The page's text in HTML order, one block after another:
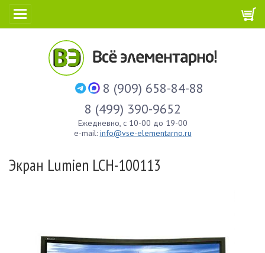
8 (909) 658-84-88
8 (499) 390-9652
Ежедневно, с 10-00 до 19-00
e-mail: info@vse-elementarno.ru
Экран Lumien LCH-100113